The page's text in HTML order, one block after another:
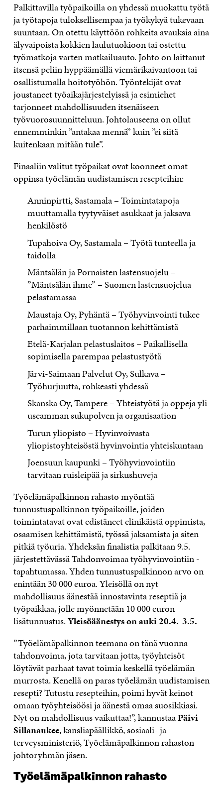
Palkittavilla työpaikoilla on yhdessä muokattu työtä
ja työtapoja tuloksellisempaa ja työkykyä tukevaan
suuntaan. On otettu käyttöön rohkeita avauksia aina
älyvaipoista kokkien laulutuokioon tai ostettu
työmatkoja varten matkailuauto. Johto on laittanut
itsensä peliin hyppäämällä viemärikaivantoon tai
osallistumalla hoitotyöhön. Työntekijät ovat
joustaneet työaikajärjestelyissä ja esimiehet
tarjonneet mahdollisuuden itsenäiseen
työvuorosuunnitteluun. Johtolauseena on ollut
ennemminkin ”antakaa mennä” kuin ”ei siitä
kuitenkaan mitään tule”.
Finaaliin valitut työpaikat ovat koonneet omat
oppinsa työelämän uudistamisen resepteihin:
Anninpirtti, Sastamala – Toimintatapoja
muuttamalla tyytyväiset asukkaat ja jaksava
henkilöstö
Tupahoiva Oy, Sastamala – Työtä tunteella ja
taidolla
Mäntsälän ja Pornaisten lastensuojelu –
”Mäntsälän ihme” – Suomen lastensuojelua
pelastamassa
Maustaja Oy, Pyhäntä – Työhyvinvointi tukee
parhaimmillaan tuotannon kehittämistä
Etelä-Karjalan pelastuslaitos – Paikallisella
sopimisella parempaa pelastustyötä
Järvi-Saimaan Palvelut Oy, Sulkava –
Työhurjuutta, rohkeasti yhdessä
Skanska Oy, Tampere – Yhteistyötä ja oppeja yli
useamman sukupolven ja organisaation
Turun yliopisto – Hyvinvoivasta
yliopistoyhteisöstä hyvinvointia yhteiskuntaan
Joensuun kaupunki – Työhyvinvointiin
tarvitaan ruisleipää ja sirkushuveja
Työelämäpalkinnon rahasto myöntää
tunnustuspalkinnon työpaikoille, joiden
toimintatavat ovat edistäneet elinikäistä oppimista,
osaamisen kehittämistä, työssä jaksamista ja siten
pitkiä työuria. Yhdeksän finalistia palkitaan 9.5.
järjestettävässä Tahdonvoimaa työhyvinvointiin -
tapahtumassa. Yhden tunnustuspalkinnon arvo on
enintään 30 000 euroa. Yleisöllä on nyt
mahdollisuus äänestää innostavinta reseptiä ja
työpaikkaa, jolle myönnetään 10 000 euron
lisätunnustus.Yleisöäänestys on auki 20.4.-3.5.
”Työelämäpalkinnon teemana on tänä vuonna
tahdonvoima, jota tarvitaan jotta, työyhteisöt
löytävät parhaat tavat toimia keskellä työelämän
murrosta. Kenellä on paras työelämän uudistamisen
resepti? Tutustu resepteihin, poimi hyvät keinot
omaan työyhteisöösi ja äänestä omaa suosikkiasi.
Nyt on mahdollisuus vaikuttaa!”, kannustaaPäivi
Sillanaukee, kansliapäällikkö, sosiaali- ja
terveysministeriö, Työelämäpalkinnon rahaston
johtoryhmän jäsen.
Työelämäpalkinnon rahasto